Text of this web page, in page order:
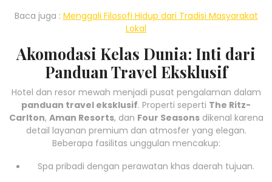
Baca juga : Menggali Filosofi Hidup dari Tradisi Masyarakat
Lokal
Akomodasi Kelas Dunia: Inti dari
Panduan Travel Eksklusif
Hotel dan resor mewah menjadi pusat pengalaman dalam
panduan travel eksklusif. Properti seperti The Ritz-
Carlton, Aman Resorts, dan Four Seasonsdikenal karena
detail layanan premium dan atmosfer yang elegan.
Beberapa fasilitas unggulan mencakup:
Spa pribadi dengan perawatan khas daerah tujuan.